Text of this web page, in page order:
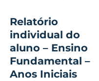
Relatório
individual do
aluno – Ensino
Fundamental –
Anos Iniciais